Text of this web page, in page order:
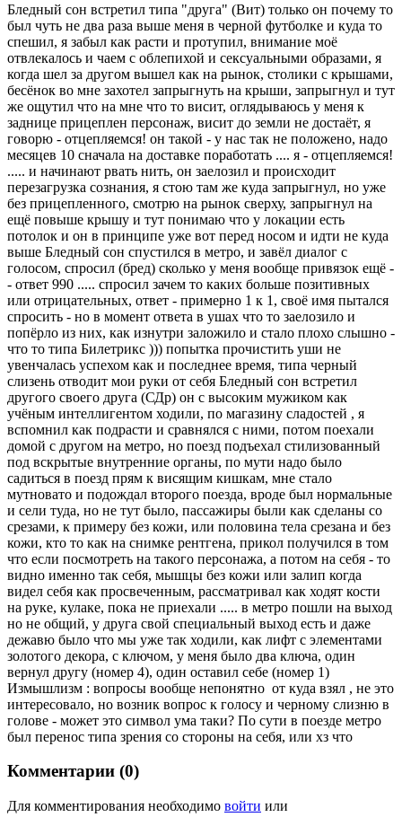
Бледный сон встретил типа "друга" (Вит) только он почему то
был чуть не два раза выше меня в черной футболке и куда то
спешил, я забыл как расти и протупил, внимание моё
отвлекалось и чаем с облепихой и сексуальными образами, я
когда шел за другом вышел как на рынок, столики с крышами,
бесёнок во мне захотел запрыгнуть на крыши, запрыгнул и тут
же ощутил что на мне что то висит, оглядываюсь у меня к
заднице прицеплен персонаж, висит до земли не достаёт, я
говорю - отцепляемся! он такой - у нас так не положено, надо
месяцев 10 сначала на доставке поработать .... я - отцепляемся!
..... и начинают рвать нить, он заелозил и происходит
перезагрузка сознания, я стою там же куда запрыгнул, но уже
без прицепленного, смотрю на рынок сверху, запрыгнул на
ещё повыше крышу и тут понимаю что у локации есть
потолок и он в принципе уже вот перед носом и идти не куда
выше Бледный сон спустился в метро, и завёл диалог с
голосом, спросил (бред) сколько у меня вообще привязок ещё -
- ответ 990 ..... спросил зачем то каких больше позитивных
или отрицательных, ответ - примерно 1 к 1, своё имя пытался
спросить - но в момент ответа в ушах что то заелозило и
попёрло из них, как изнутри заложило и стало плохо слышно -
что то типа Билетрикс ))) попытка прочистить уши не
увенчалась успехом как и последнее время, типа черный
слизень отводит мои руки от себя Бледный сон встретил
другого своего друга (СДр) он с высоким мужиком как
учёным интеллигентом ходили, по магазину сладостей , я
вспомнил как подрасти и сравнялся с ними, потом поехали
домой с другом на метро, но поезд подъехал стилизованный
под вскрытые внутренние органы, по мути надо было
садиться в поезд прям к висящим кишкам, мне стало
мутновато и подождал второго поезда, вроде был нормальные
и сели туда, но не тут было, пассажиры были как сделаны со
срезами, к примеру без кожи, или половина тела срезана и без
кожи, кто то как на снимке рентгена, прикол получился в том
что если посмотреть на такого персонажа, а потом на себя - то
видно именно так себя, мышцы без кожи или залип когда
видел себя как просвеченным, рассматривал как ходят кости
на руке, кулаке, пока не приехали ..... в метро пошли на выход
но не общий, у друга свой специальный выход есть и даже
дежавю было что мы уже так ходили, как лифт с элементами
золотого декора, с ключом, у меня было два ключа, один
вернул другу (номер 4), один оставил себе (номер 1)
Измышлизм : вопросы вообще непонятно от куда взял , не это
интересовало, но возник вопрос к голосу и черному слизню в
голове - может это символ ума таки? По сути в поезде метро
был перенос типа зрения со стороны на себя, или хз что
Комментарии (0)
Для комментирования необходимо войти или